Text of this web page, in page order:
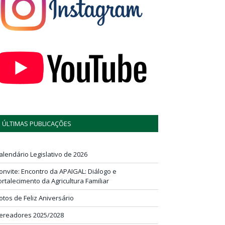
ÚLTIMAS PUBLICAÇÕES
Legislativo de 2026
Encontro da APAIGAL: Diálogo e
da Agricultura Familiar
de Feliz Aniversário
2025/2028